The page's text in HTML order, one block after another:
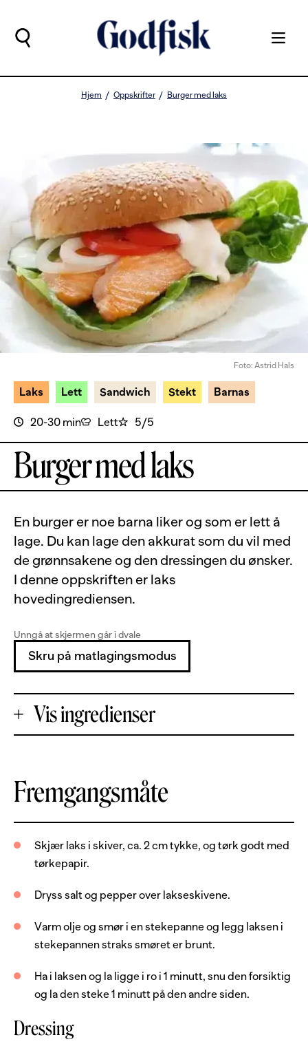
Hjem Oppskrifter Burger med laks
Foto: Astrid Hals
Laks Lett Sandwich Stekt Barnas
20-30 min Lett 5/5
Burger med laks
En burger er noe barna liker og som er lett å
lage. Du kan lage den akkurat som du vil med
de grønnsakene og den dressingen du ønsker.
I denne oppskriften er laks
hovedingrediensen.
Unngå at skjermen går i dvale
Skru på matlagingsmodus
Vis ingredienser
Porsjoner
600 g
laksefilet, uten skinn og bein
1 ss
olje
1 ss
smør
Dressing
4 ss
lettrømme
2 ss
Fremgangsmåte
Skjær laks i skiver, ca. 2 cm tykke, og tørk godt med
tørkepapir.
Dryss salt og pepper over lakseskivene.
Varm olje og smør i en stekepanne og legg laksen i
stekepannen straks smøret er brunt.
Ha i laksen og la ligge i ro i 1 minutt, snu den forsiktig
og la den steke 1 minutt på den andre siden.
Dressing